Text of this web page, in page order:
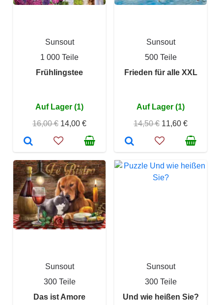
Sunsout
1 000 Teile
Frühlingstee
Auf Lager (1)
16,00 € 14,00 €
Sunsout
500 Teile
Frieden für alle XXL
Auf Lager (1)
14,50 € 11,60 €
Sunsout
300 Teile
Das ist Amore
Sunsout
300 Teile
Und wie heißen Sie?